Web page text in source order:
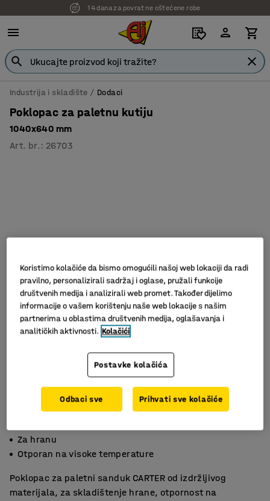
14 dana za povrat ne oštećene robe
Industrija i skladište Dodaci
Poklopac za paletnu kutiju
1040x640 mm
Art. br. : 26703
Slični proizvodi
Za hranu
Otporan na visoke temperature
Poklopac za paletni sanduk CARTER od izdržljivog
materijala, za skladištenje hrane, otpornost na
Koristimo kolačiće da bismo omogućili našoj web lokaciji da radi
pravilno, personalizirali sadržaj i oglase, pružali funkcije
društvenih medija i analizirali web promet. Također dijelimo
informacije o vašem korištenju naše web lokacije s našim
partnerima u oblastima društvenih medija, oglašavanja i
analitičkih aktivnosti. Kolačići
Postavke kolačića
Odbaci sve Prihvati sve kolačiće